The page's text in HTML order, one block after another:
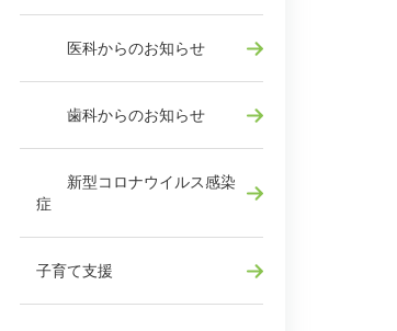
医科からのお知らせ
歯科からのお知らせ
新型コロナウイルス感染
症
子育て支援